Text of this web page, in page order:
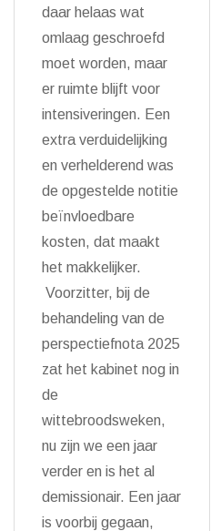
daar helaas wat
omlaag geschroefd
moet worden, maar
er ruimte blijft voor
intensiveringen. Een
extra verduidelijking
en verhelderend was
de opgestelde notitie
beïnvloedbare
kosten, dat maakt
het makkelijker.
Voorzitter, bij de
behandeling van de
perspectiefnota 2025
zat het kabinet nog in
de
wittebroodsweken,
nu zijn we een jaar
verder en is het al
demissionair. Een jaar
is voorbij gegaan,